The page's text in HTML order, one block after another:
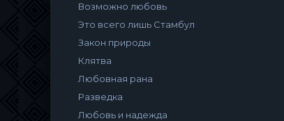
Возможно любовь
Это всего лишь Стамбул
Закон природы
Клятва
Любовная рана
Разведка
Любовь и надежда